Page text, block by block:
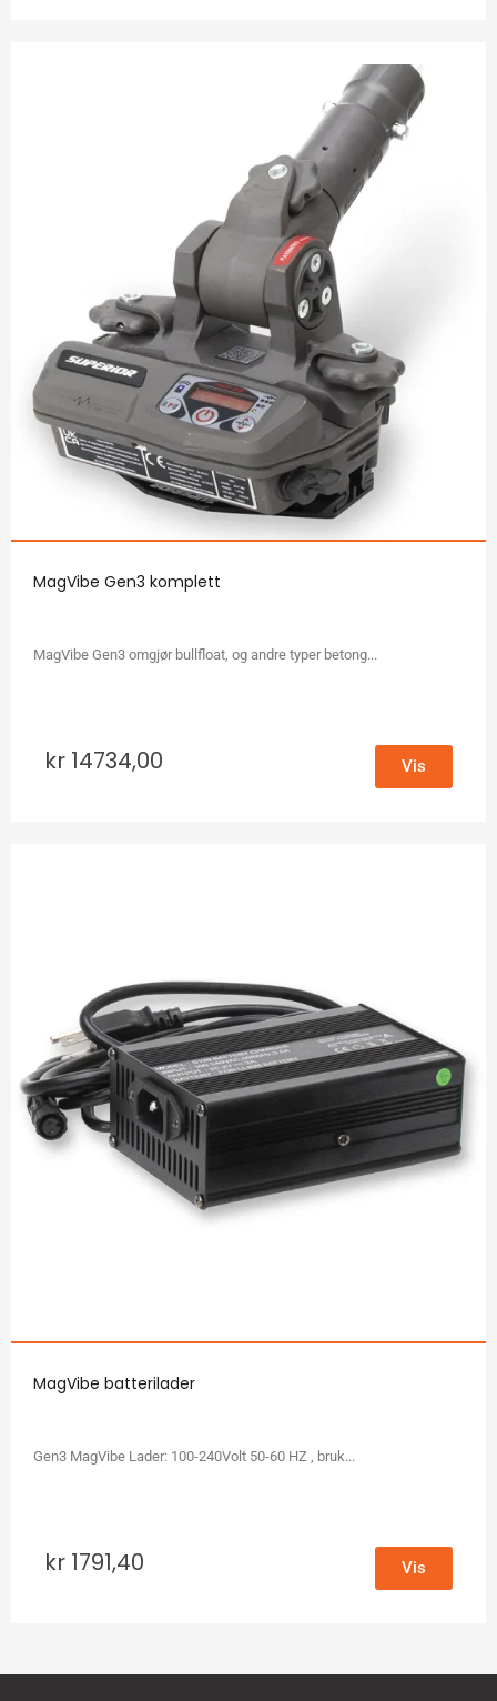
MagVibe Gen3 komplett
MagVibe Gen3 omgjør bullfloat, og andre typer betong...
kr 14734,00 Vis
MagVibe batterilader
Gen3 MagVibe Lader: 100-240Volt 50-60 HZ , bruk...
kr 1791,40 Vis